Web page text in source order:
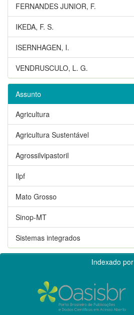
FERNANDES JUNIOR, F.
IKEDA, F. S.
ISERNHAGEN, I.
VENDRUSCULO, L. G.
Assunto
Agricultura
Agricultura Sustentável
Agrossilvipastoril
Ilpf
Mato Grosso
Sinop-MT
Sistemas integrados
Indexado por